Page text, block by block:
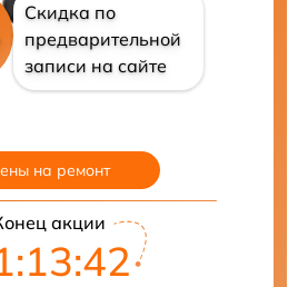
Скидка по
предварительной
записи на сайте
на ремонт
акции